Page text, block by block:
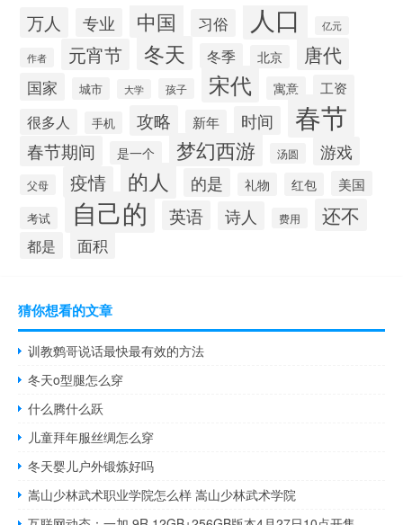
万人 专业 中国 习俗 人口 亿元
作者 元宵节 冬天 冬季 北京 唐代
国家 城市 大学 孩子 宋代 寓意 工资
很多人 手机 攻略 新年 时间 春节
春节期间 是一个 梦幻西游 汤圆 游戏
父母 疫情 的人 的是 礼物 红包 美国
考试 自己的 英语 诗人 费用 还不
都是 面积
猜你想看的文章
训教鹩哥说话最快最有效的方法
冬天o型腿怎么穿
什么腾什么跃
儿童拜年服丝绸怎么穿
冬天婴儿户外锻炼好吗
嵩山少林武术职业学院怎么样 嵩山少林武术学院